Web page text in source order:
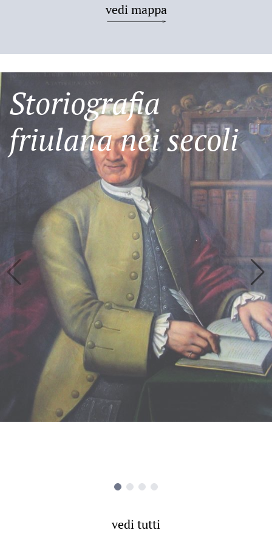
Friulani
vedi mappa
Storiografia
friulana nei secoli
vedi tutti